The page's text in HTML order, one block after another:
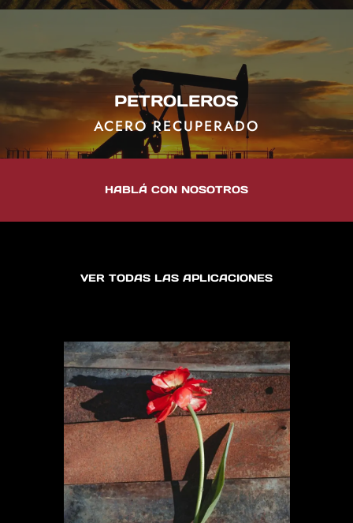
PETROLEROS
ACERO RECUPERADO
HABLÁ CON NOSOTROS
VER TODAS LAS APLICACIONES